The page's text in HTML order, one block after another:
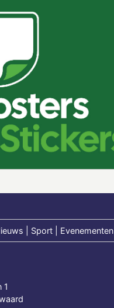
| Sport | Evenementen
1